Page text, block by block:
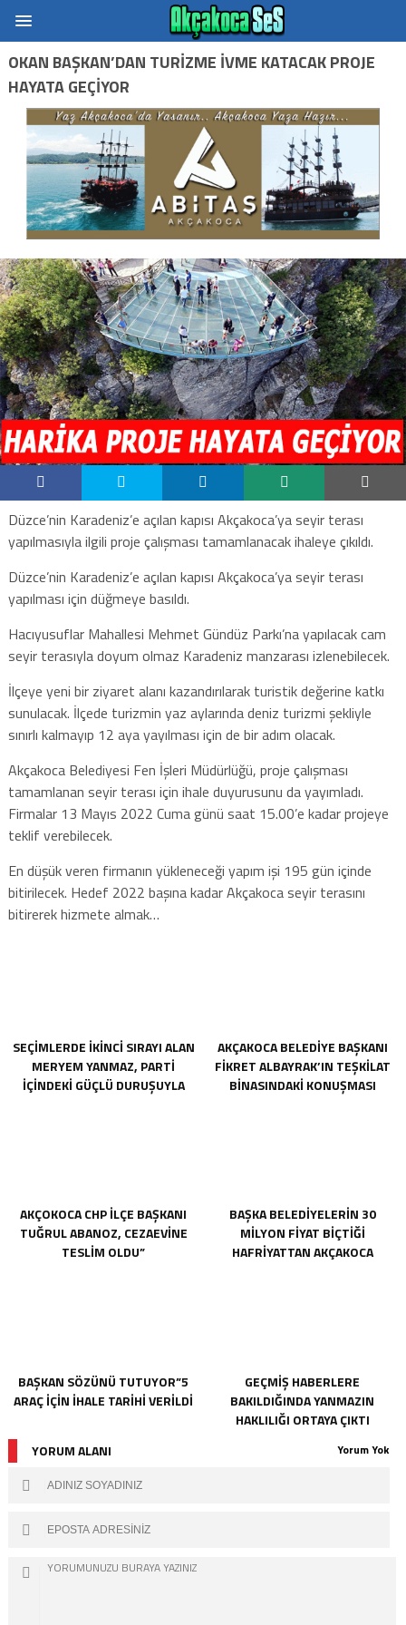
OKAN BAŞKAN’DAN TURİZME İVME KATACAK PROJE
HAYATA GEÇİYOR
Düzce’nin Karadeniz’e açılan kapısı Akçakoca’ya seyir terası
yapılmasıyla ilgili proje çalışması tamamlanacak ihaleye çıkıldı.
Düzce’nin Karadeniz’e açılan kapısı Akçakoca’ya seyir terası
yapılması için düğmeye basıldı.
Hacıyusuflar Mahallesi Mehmet Gündüz Parkı’na yapılacak cam
seyir terasıyla doyum olmaz Karadeniz manzarası izlenebilecek.
İlçeye yeni bir ziyaret alanı kazandırılarak turistik değerine katkı
sunulacak. İlçede turizmin yaz aylarında deniz turizmi şekliyle
sınırlı kalmayıp 12 aya yayılması için de bir adım olacak.
Akçakoca Belediyesi Fen İşleri Müdürlüğü, proje çalışması
tamamlanan seyir terası için ihale duyurusunu da yayımladı.
Firmalar 13 Mayıs 2022 Cuma günü saat 15.00’e kadar projeye
teklif verebilecek.
En düşük veren firmanın yükleneceği yapım işi 195 gün içinde
bitirilecek. Hedef 2022 başına kadar Akçakoca seyir terasını
bitirerek hizmete almak…
SEÇIMLERDE IKINCI SIRAYI ALAN
MERYEM YANMAZ, PARTI
IÇINDEKI GÜÇLÜ DURUŞUYLA
AKÇAKOCA BELEDIYE BAŞKANI
FIKRET ALBAYRAK’IN TEŞKILAT
BINASINDAKI KONUŞMASI
AKÇOKOCA CHP İLÇE BAŞKANI
TUĞRUL ABANOZ, CEZAEVİNE
TESLİM OLDU”
BAŞKA BELEDIYELERIN 30
MILYON FIYAT BIÇTIĞI
HAFRIYATTAN AKÇAKOCA
BAŞKAN SÖZÜNÜ TUTUYOR”5
ARAÇ IÇIN İHALE TARIHI VERILDI
GEÇMIŞ HABERLERE
BAKILDIĞINDA YANMAZIN
HAKLILIĞI ORTAYA ÇIKTI
YORUM ALANI
Yorum Yok